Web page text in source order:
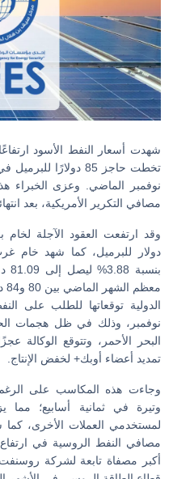
شهدت أسعار النفط الأسود
تخطت حاجز 85 دولارًا
نوفمبر الماضي. وعزى الخبراء
مصافي التكرير الأمريكية، بعد
دولار للبرميل، كما شهد خام
نوفمبر، وذلك في ظل هجمات
البحر الأحمر، وتتوقع الوكالة
تمديد أعضاء أوبك+ لخفض الإنتاج.
وجاءت هذه المكاسب على الرغم
وتيرة في ثمانية أسابيع؛ مما
لمستخدمي العملات الأخرى، كما
مصافي النفط الروسية في
أكبر مصفاة تابعة لشركة